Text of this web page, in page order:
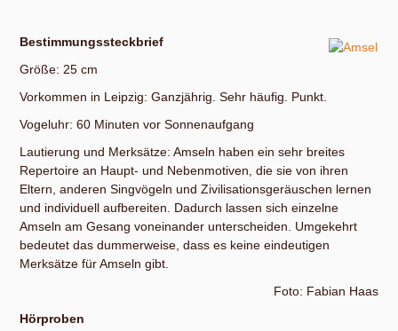
Bestimmungssteckbrief
Größe: 25 cm
Vorkommen in Leipzig: Ganzjährig. Sehr häufig. Punkt.
Vogeluhr: 60 Minuten vor Sonnenaufgang
Lautierung und Merksätze: Amseln haben ein sehr breites
Repertoire an Haupt- und Nebenmotiven, die sie von ihren
Eltern, anderen Singvögeln und Zivilisationsgeräuschen lernen
und individuell aufbereiten. Dadurch lassen sich einzelne
Amseln am Gesang voneinander unterscheiden. Umgekehrt
bedeutet das dummerweise, dass es keine eindeutigen
Merksätze für Amseln gibt.
Foto: Fabian Haas
Hörproben